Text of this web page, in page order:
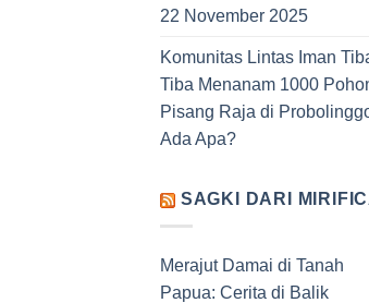
22 November 2025
Komunitas Lintas Iman
Tiba Menanam 1000
Pisang Raja di
Ada Apa?
SAGKI DARI
Merajut Damai di Tanah
Papua: Cerita di Balik